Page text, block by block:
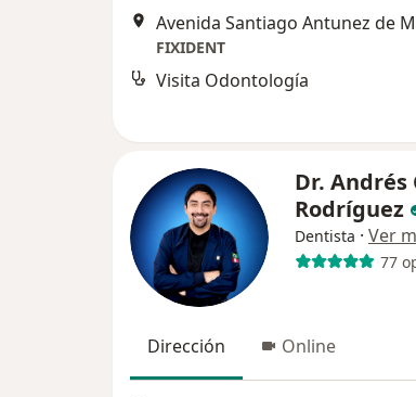
FIXIDENT
Visita Odontología
Dr.
Rodríguez
Dentista · Ver
77
Dirección Online